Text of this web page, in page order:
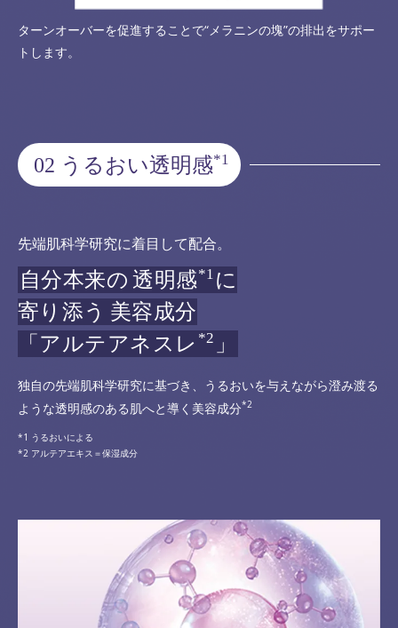
ターンオーバーを促進することで“メラニンの塊”の排出をサポー
トします。
02 うるおい透明感*1
先端肌科学研究に着目して配合。
自分本来の 透明感*1 に
寄り添う 美容成分
「アルテアネスレ *2 」
独自の先端肌科学研究に基づき、うるおいを与えながら澄み渡る
ような透明感のある肌へと導く美容成分*2
うるおいによる
アルテアエキス＝保湿成分